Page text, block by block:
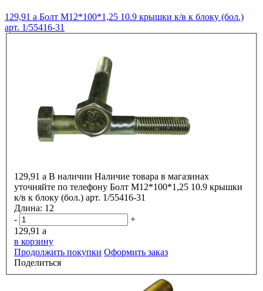
129,91 a Болт М12*100*1,25 10.9 крышки к/в к блоку (бол.)
арт. 1/55416-31
129,91 a В наличии Наличие товара в магазинах
уточняйте по телефону Болт М12*100*1,25 10.9 крышки
к/в к блоку (бол.) арт. 1/55416-31
Длина: 12
-
+
129,91 a
в корзину
Продолжить покупки Оформить заказ
Поделиться